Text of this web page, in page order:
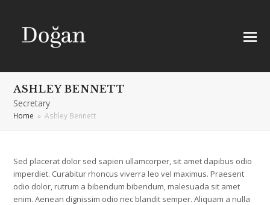
ASHLEY BENNETT
Secretary
Home » Ashley Bennett
Sed placerat dolor sed sapien ullamcorper, sit amet dapibus odio
imperdiet. Curabitur rhoncus viverra leo vel maximus. Praesent
odio dolor, rutrum a bibendum bibendum, malesuada sit amet
enim. Aenean dignissim odio nec blandit semper. Aliquam a nulla